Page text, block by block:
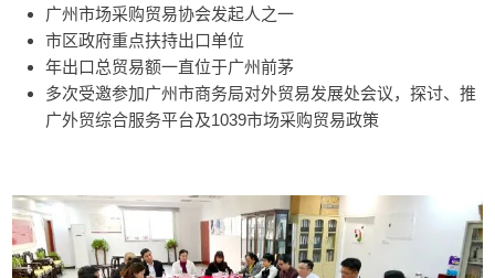
广州市场采购贸易协会发起人之一
市区政府重点扶持出口单位
年出口总贸易额一直位于广州前茅
多次受邀参加广州市商务局对外贸易发展处会议，探讨、推
广外贸综合服务平台及1039市场采购贸易政策